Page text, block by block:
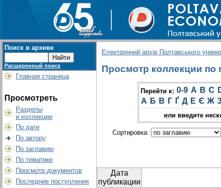
Поиск в архиве
Расширенный поиск
Главная страница
Просмотреть
Разделы
и коллекции
По дате
По автору
По заглавию
По тематике
Просмотр документов
Последние поступления
Електронний архів Полтавського
Просмотр коллекции по
Перейти к: 0-9 A B C
А Б В Г Ґ Д Е Є Ж
или введите
Сортировка:
Дата
публикации